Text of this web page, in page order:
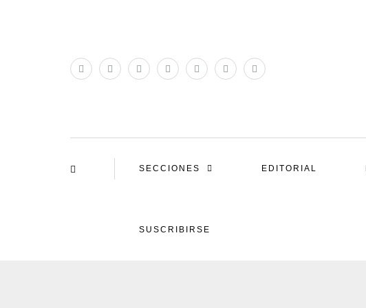
SECCIONES EDITORIAL
SUSCRIBIRSE